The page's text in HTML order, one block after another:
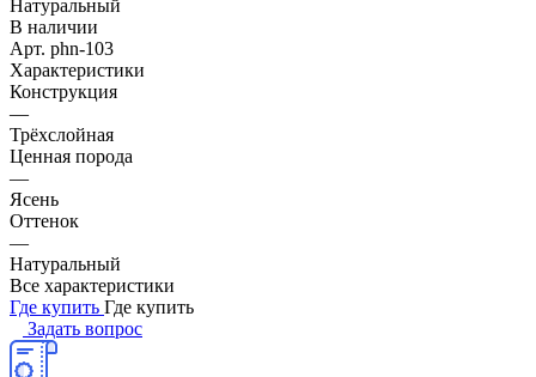
В наличии
Арт. phn-103
Характеристики
Конструкция
—
Трёхслойная
Ценная порода
—
Ясень
Оттенок
—
Натуральный
Все характеристики
Где купить Где купить
Задать вопрос